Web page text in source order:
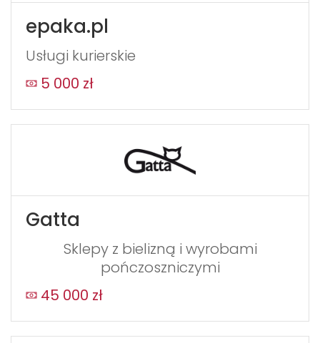
epaka.pl
Usługi kurierskie
5 000 zł
Gatta
Sklepy z bielizną i wyrobami
pończoszniczymi
45 000 zł